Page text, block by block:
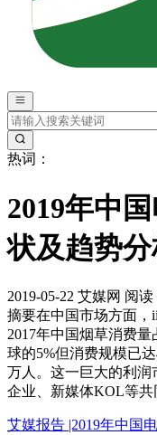
热词：
2019年中
状及趋势
2019-05-22 艾媒网 阅读
摘要在中国市场方面，
2017年中国烟草消费
球的5%但消费规模已
万人。这一巨大的利润
企业、新媒体KOL等共
艾媒报告 |2019年中国